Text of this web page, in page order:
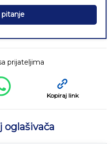
pitanje
prijateljima
Kopiraj link
oglašivača